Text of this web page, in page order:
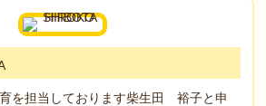
を担当しております柴生田 裕子と申